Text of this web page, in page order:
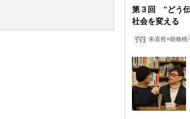
第３回 “どう
社会を変える
朱喜哲×能條桃